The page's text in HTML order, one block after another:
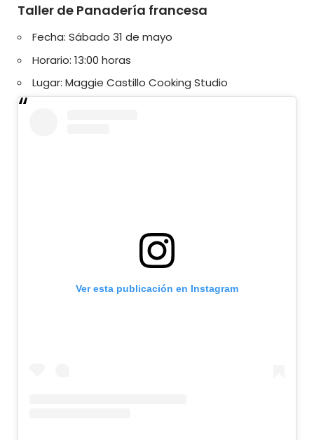
Taller de Panadería francesa
Fecha: Sábado 31 de mayo
Horario: 13:00 horas
Lugar: Maggie Castillo Cooking Studio
Ver esta publicación en Instagram